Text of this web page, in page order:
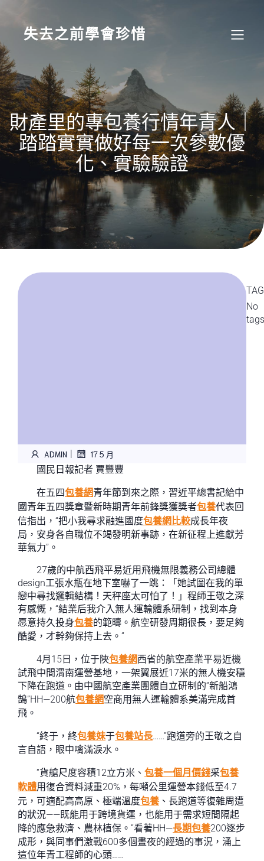
content
失去之前學會珍惜
財產里的專包養行情年青人｜
踏踏實實做好每一次參數優
化、實驗驗證
ADMIN | 17 5 月
國民日報記者 賈豐豐
在五四包養網青年節到來之際，習近平總書記給中
國青年五四獎章暨新時期青年前鋒獎獲獎者包養代表回
信指出，“把小我尋求融進國度包養網比較成長年夜
局，安身各自職位不竭發明新事跡，在新征程上進獻芳
華氣力”。
27歲的中航西飛平易近用飛機無限義務公司總體
design工張水瓶在地下室嚇了一跳：「她試圖在我的單
戀中尋找邏輯結構！天秤座太可怕了！」程師王敬之深
有感慨，“結業后我介入無人運輸體系研制，找到本身
愿意持久投身包養的範疇。航空研發周期很長，要足夠
酷愛，才幹夠保持上去。”
4月15日，位于陜包養網西省的航空產業平易近機
試飛中間渭南運營基地，一架翼展近17米的無人機安穩
下降在跑道。由中國航空產業團體自立研制的“新船鴻
鵠”HH—200航包養網空商用無人運輸體系美滿完成首
飛。
“終于，終包養妹于包養站長……”跑道旁的王敬之自
言自語，眼中噙滿淚水。
“貨艙尺度容積12立方米、 包養一個月價錢采包養
軟體用復合資料減重20%，每噸公里運營本錢低至4.7
元，可適配高高原、極端溫度包養 、長跑道等復雜周遭
的狀況——既能用于跨境貨運，也能用于需求短間隔起
降的應急救濟、農林植保。”看著HH—長期包養200逐步
成形，與同事們激戰600多個晝夜的經過的事況，涌上
這位年青工程師的心頭……
No
tags